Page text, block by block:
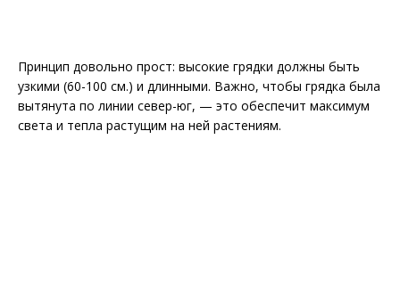
Принцип довольно прост: высокие грядки должны быть
узкими (60-100 см.) и длинными. Важно, чтобы грядка была
вытянута по линии север-юг, — это обеспечит максимум
света и тепла растущим на ней растениям.